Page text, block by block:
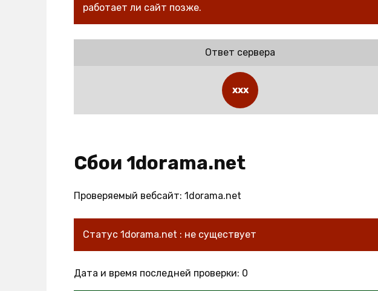
работает ли сайт позже.
Ответ сервера
xxx
Сбои 1dorama.net
Проверяемый вебсайт: 1dorama.net
Статус 1dorama.net : не существует
Дата и время последней проверки: 0